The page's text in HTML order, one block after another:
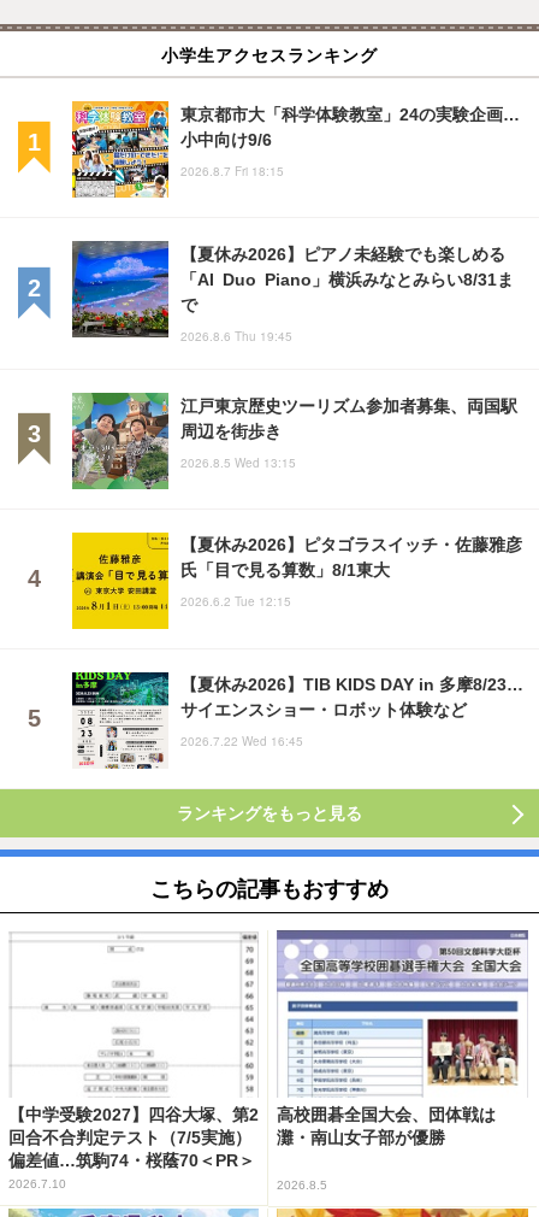
小学生アクセスランキング
東京都市大「科学体験教室」24の実験企画…
小中向け9/6
2026.8.7 Fri 18:15
【夏休み2026】ピアノ未経験でも楽しめる
「AI Duo Piano」横浜みなとみらい8/31ま
で
2026.8.6 Thu 19:45
江戸東京歴史ツーリズム参加者募集、両国駅
周辺を街歩き
2026.8.5 Wed 13:15
【夏休み2026】ピタゴラスイッチ・佐藤雅彦
氏「目で見る算数」8/1東大
2026.6.2 Tue 12:15
【夏休み2026】TIB KIDS DAY in 多摩8/23…
サイエンスショー・ロボット体験など
2026.7.22 Wed 16:45
ランキングをもっと見る
こちらの記事もおすすめ
【中学受験2027】四谷大塚、第2
回合不合判定テスト（7/5実施）
偏差値…筑駒74・桜蔭70＜PR＞
2026.7.10
高校囲碁全国大会、団体戦は
灘・南山女子部が優勝
2026.8.5